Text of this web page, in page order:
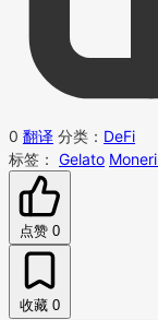
0 翻译 分类： DeFi
标签： Gelato
点赞 0
收藏 0